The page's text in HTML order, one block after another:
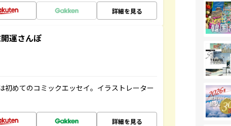
詳細を見る
運さんぽ
初めてのコミックエッセイ。イラストレーター
詳細を見る